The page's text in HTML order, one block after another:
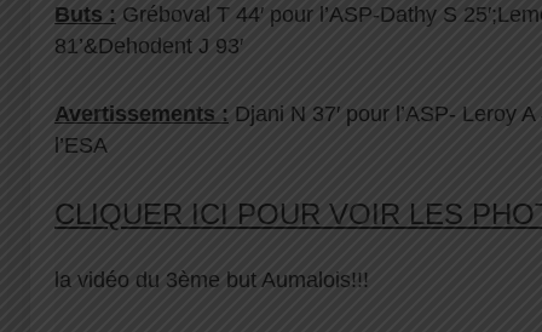
Buts : Gréboval T 44′ pour l’ASP-Dathy S
81’&Dehodent J 93′
Avertissements : Djani N 37′ pour l’ASP- Leroy
l’ESA
CLIQUER ICI POUR VOIR LES
la vidéo du 3ème but Aumalois!!!